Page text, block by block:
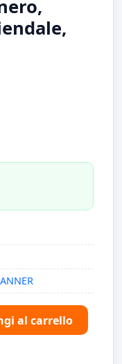
al carrello